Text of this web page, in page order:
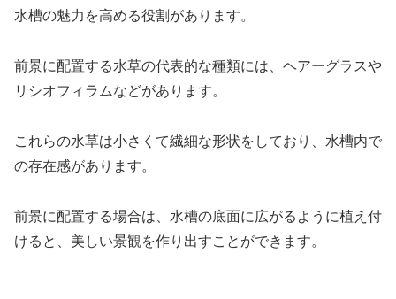
水槽の魅力を高める役割があります。
前景に配置する水草の代表的な種類には、ヘアーグラスや
リシオフィラムなどがあります。
これらの水草は小さくて繊細な形状をしており、水槽内で
の存在感があります。
前景に配置する場合は、水槽の底面に広がるように植え付
けると、美しい景観を作り出すことができます。